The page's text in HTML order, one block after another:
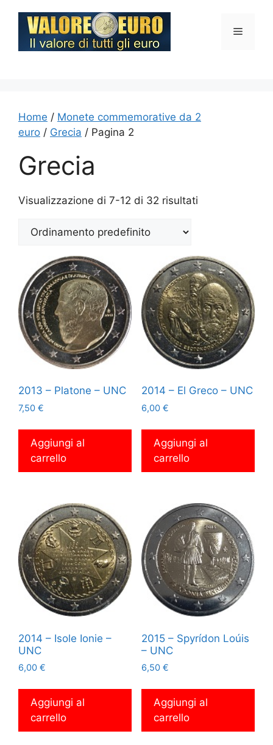
contenuto
Menu
Home / Monete commemorative da 2
euro / Grecia / Pagina 2
Grecia
Visualizzazione di 7-12 di 32 risultati
2013 – Platone – UNC
7,50 €
Aggiungi al
carrello
2014 – El Greco – UNC
6,00 €
Aggiungi al
carrello
2014 – Isole Ionie –
UNC
6,00 €
Aggiungi al
carrello
2015 – Spyrídon Loúis
– UNC
6,50 €
Aggiungi al
carrello